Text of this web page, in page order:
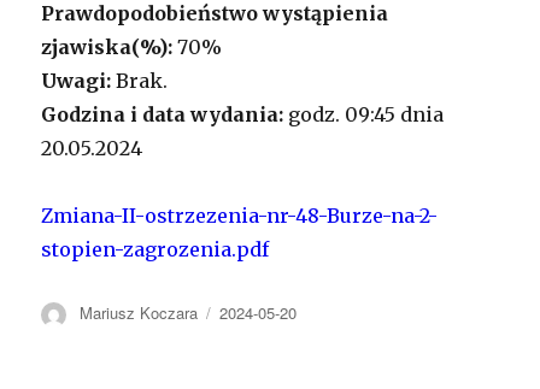
Prawdopodobieństwo wystąpienia
zjawiska(%): 70%
Uwagi: Brak.
Godzina i data wydania: godz. 09:45 dnia
20.05.2024
Zmiana-II-ostrzezenia-nr-48-Burze-na-2-
stopien-zagrozenia.pdf
Autor
Mariusz Koczara Opublikowano
2024-05-20